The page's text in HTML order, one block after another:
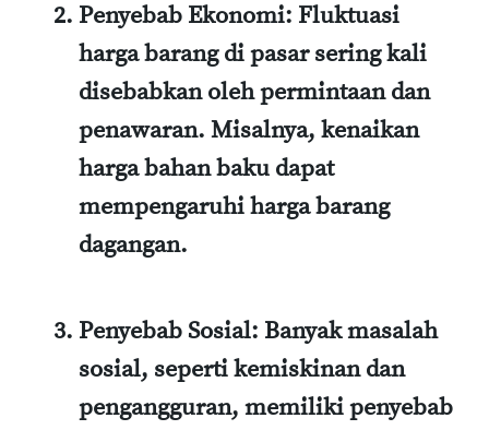
Penyebab Ekonomi: Fluktuasi
harga barang di pasar sering kali
disebabkan oleh permintaan dan
penawaran. Misalnya, kenaikan
harga bahan baku dapat
mempengaruhi harga barang
dagangan.
Penyebab Sosial: Banyak masalah
sosial, seperti kemiskinan dan
pengangguran, memiliki penyebab